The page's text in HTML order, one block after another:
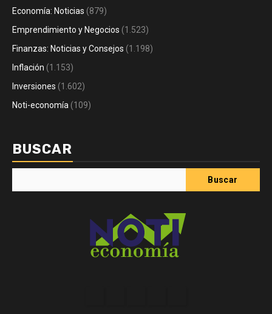
Economía: Noticias (879)
Emprendimiento y Negocios (1.523)
Finanzas: Noticias y Consejos (1.198)
Inflación (1.153)
Inversiones (1.602)
Noti-economía (109)
BUSCAR
Buscar